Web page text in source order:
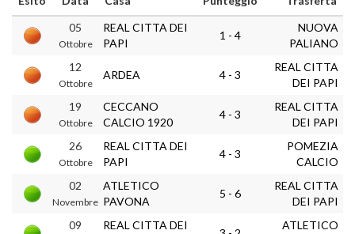
05
Ottobre
REAL CITTA DEI
PAPI
1 - 4
NUOVA
PALIANO
12
Ottobre
ARDEA 4 - 3
REAL CITTA
DEI PAPI
19
Ottobre
CECCANO
CALCIO 1920
4 - 3
REAL CITTA
DEI PAPI
26
Ottobre
REAL CITTA DEI
PAPI
4 - 3
POMEZIA
CALCIO
02
Novembre
ATLETICO
PAVONA
5 - 6
REAL CITTA
DEI PAPI
09
REAL CITTA DEI
ATLETICO